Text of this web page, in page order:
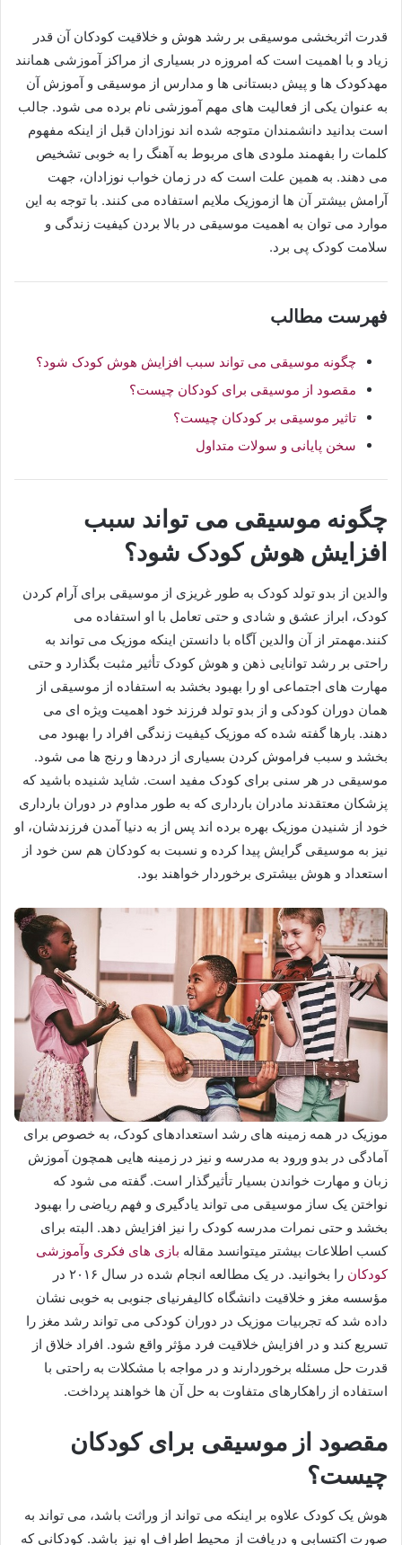
قدرت اثربخشی موسیقی بر رشد هوش و خلاقیت کودکان آن قدر
زیاد و با اهمیت است که امروزه در بسیاری از مراکز آموزشی همانند
مهدکودک ها و پیش دبستانی ها و مدارس از موسیقی و آموزش آن
به عنوان یکی از فعالیت های مهم آموزشی نام برده می شود. جالب
است بدانید دانشمندان متوجه شده اند نوزادان قبل از اینکه مفهوم
کلمات را بفهمند ملودی های مربوط به آهنگ را به خوبی تشخیص
می دهند. به همین علت است که در زمان خواب نوزادان، جهت
آرامش بیشتر آن ها ازموزیک ملایم استفاده می کنند. با توجه به این
موارد می توان به اهمیت موسیقی در بالا بردن کیفیت زندگی و
سلامت کودک پی برد.
فهرست مطالب
چگونه موسیقی می تواند سبب افزایش هوش کودک شود؟
مقصود از موسیقی برای کودکان چیست؟
تاثیر موسیقی بر کودکان چیست؟
سخن پایانی و سولات متداول
چگونه موسیقی می تواند سبب
افزایش هوش کودک شود؟
والدین از بدو تولد کودک به طور غریزی از موسیقی برای آرام کردن
کودک، ابراز عشق و شادی و حتی تعامل با او استفاده می
کنند.مهمتر از آن والدین آگاه با دانستن اینکه موزیک می تواند به
راحتی بر رشد توانایی ذهن و هوش کودک تأثیر مثبت بگذارد و حتی
مهارت های اجتماعی او را بهبود بخشد به استفاده از موسیقی از
همان دوران کودکی و از بدو تولد فرزند خود اهمیت ویژه ای می
دهند. بارها گفته شده که موزیک کیفیت زندگی افراد را بهبود می
بخشد و سبب فراموش کردن بسیاری از دردها و رنج ها می شود.
موسیقی در هر سنی برای کودک مفید است. شاید شنیده باشید که
پزشکان معتقدند مادران بارداری که به طور مداوم در دوران بارداری
خود از شنیدن موزیک بهره برده اند پس از به دنیا آمدن فرزندشان، او
نیز به موسیقی گرایش پیدا کرده و نسبت به کودکان هم سن خود از
استعداد و هوش بیشتری برخوردار خواهند بود.
موزیک در همه زمینه های رشد استعدادهای کودک، به خصوص برای
آمادگی در بدو ورود به مدرسه و نیز در زمینه هایی همچون آموزش
زبان و مهارت خواندن بسیار تأثیرگذار است. گفته می شود که
نواختن یک ساز موسیقی می تواند یادگیری و فهم ریاضی را بهبود
بخشد و حتی نمرات مدرسه کودک را نیز افزایش دهد. البته برای
کسب اطلاعات بیشتر میتوانسد مقاله بازی های فکری وآموزشی
کودکان
را بخوانید. در یک مطالعه انجام شده در سال ۲۰۱۶ در
مؤسسه مغز و خلاقیت دانشگاه کالیفرنیای جنوبی به خوبی نشان
داده شد که تجربیات موزیک در دوران کودکی می تواند رشد مغز را
تسریع کند و در افزایش خلاقیت فرد مؤثر واقع شود. افراد خلاق از
قدرت حل مسئله برخوردارند و در مواجه با مشکلات به راحتی با
استفاده از راهکارهای متفاوت به حل آن ها خواهند پرداخت.
مقصود از موسیقی برای کودکان
چیست؟
هوش یک کودک علاوه بر اینکه می تواند از وراثت باشد، می تواند به
صورت اکتسابی و دریافت از محیط اطراف او نیز باشد. کودکانی که